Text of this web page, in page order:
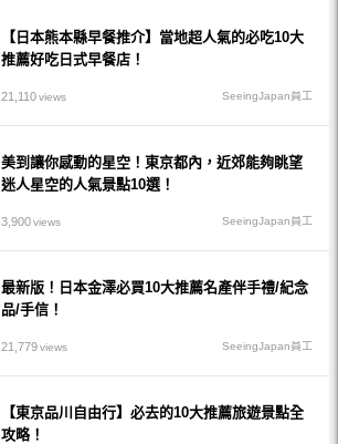
【日本熊本縣早餐推介】當地超人氣的必吃10大
推薦好吃日式早餐店！
21,110views SeeingJapan員工
美到讓你感動的星空！東京都內，近郊能夠眺望
迷人星空的人氣景點10選！
3,900views SeeingJapan員工
最新版！日本金澤必買10大推薦名產伴手禮/紀念
品/手信！
21,779views SeeingJapan員工
【東京品川自由行】必去的10大推薦旅遊景點全
攻略！